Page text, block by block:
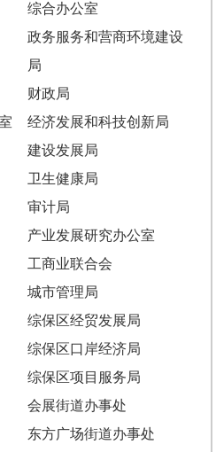
综合办公室
政务服务和营商环境建设
局
财政局
经济发展和科技创新局
建设发展局
卫生健康局
审计局
产业发展研究办公室
工商业联合会
城市管理局
综保区经贸发展局
综保区口岸经济局
综保区项目服务局
会展街道办事处
东方广场街道办事处